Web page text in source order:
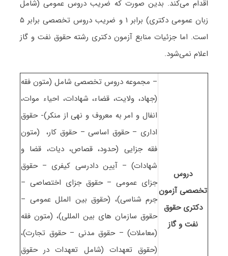
اقدام می‌کند. بدین صورت که ضریب دروس عمومی (شامل
زبان عمومی دکتری) برابر ۱ و ضریب دروس تخصصی برابر ۵
است. اما جزئیات منابع آزمون دکتری رشته ﺣﻘﻮق ﻧﻔﺖ و ﮔﺎز
اعلام نمی‌شود.
دروس
تخصصی آزمون
دکتری ﺣﻘﻮق
ﻧﻔﺖ و ﮔﺎز
– مجموعه دروس تخصصی شامل (متون فقه
(جهاد، ولایت، قضاء، شهادات، احیاء موات،
انفال و امر به معروف و نهی از منکر)- حقوق
اداری – حقوق اساسی – حقوق کار، (متون
فقه جزایی (حدود، قصاص، دیات، قضا و
شهادات) – آیین دادرسی کیفری – حقوق
جزای عمومی – حقوق جزای اختصاصی –
جرم شناسی)، (حقوق بین الملل عمومی –
حقوق سازمان های بین المللی)، (متون فقه
(معاملات) – حقوق مدنی – حقوق تجارت)،
(حقوق تعهدات (شامل تعهدات در حقوق